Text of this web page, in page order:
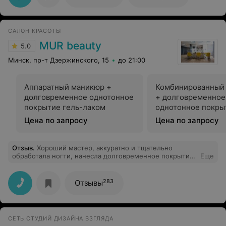
САЛОН КРАСОТЫ
5.0 MUR beauty
Минск, пр-т Дзержинского, 15 до 21:00
Аппаратный маникюр +
долговременное однотонное
покрытие гель-лаком
Цена по запросу
+ долговременное
однотонное
Цена по запросу
Отзыв. Хороший мастер, аккуратно и тщательно
обработала ногти, нанесла долговременное покрытие.
как всегда радует приятная атмосфера в салоне и
приятный заботливый администратор
Еще
Отзывы283
СЕТЬ СТУДИЙ ДИЗАЙНА ВЗГЛЯДА